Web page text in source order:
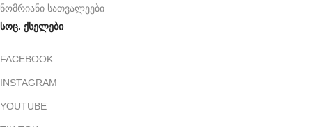
ნომრიანი სათვალეები
სოც. ქსელები
FACEBOOK
INSTAGRAM
YOUTUBE